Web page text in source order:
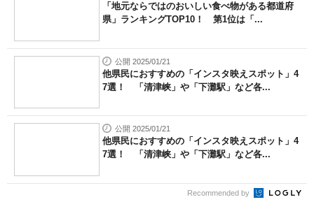
「地元ならではのおいしい食べ物がある都道府
県」ランキングTOP10！ 第1位は「...
公開 2025/01/21
他県民におすすめの「インスタ映えスポット」4
7選！ 「清津峡」や「下灘駅」など各...
公開 2025/01/21
他県民におすすめの「インスタ映えスポット」4
7選！ 「清津峡」や「下灘駅」など各...
Recommended by